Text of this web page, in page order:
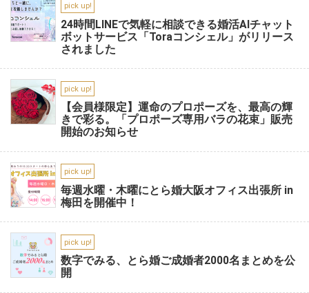
pick up!
24時間LINEで気軽に相談できる婚活AIチャット
ボットサービス「Toraコンシェル」がリリース
されました
pick up!
【会員様限定】運命のプロポーズを、最高の輝
きで彩る。「プロポーズ専用バラの花束」販売
開始のお知らせ
pick up!
毎週水曜・木曜にとら婚大阪オフィス出張所 in
梅田を開催中！
pick up!
数字でみる、とら婚ご成婚者2000名まとめを公
開